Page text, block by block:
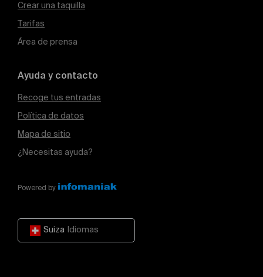
Crear una taquilla
Tarifas
Área de prensa
Ayuda y contacto
Recoge tus entradas
Política de datos
Mapa de sitio
¿Necesitas ayuda?
Powered by
Suiza Idiomas